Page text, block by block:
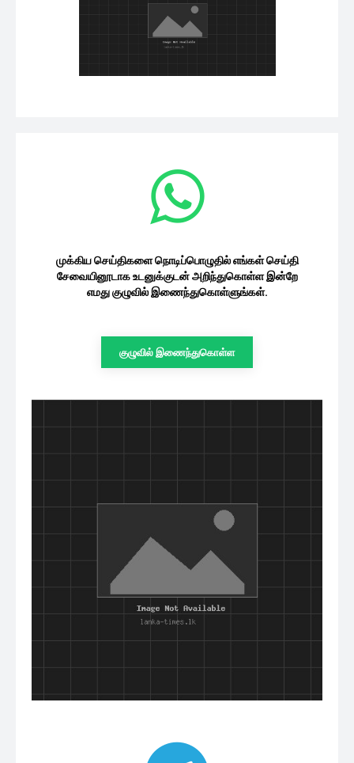
முக்கிய செய்திகளை நொடிப்பொழுதில் எங்கள் செய்தி
சேவையினூடாக உடனுக்குடன் அறிந்துகொள்ள இன்றே
எமது குழுவில் இணைந்துகொள்ளுங்கள்.
குழுவில் இணைந்துகொள்ள